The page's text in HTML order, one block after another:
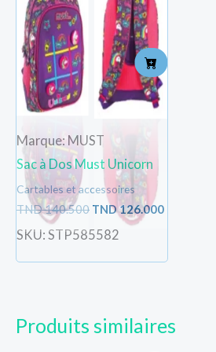
Marque: MUST
Sac à Dos Must Unicorn
Cartables et accessoires
TND140.500
initial
était :
TND
140.500.
TND126.000
126.000.
SKU: STP585582
Produits similaires